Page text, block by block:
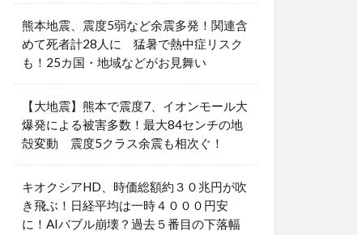
熊本地震、震度5弱など余震多発！関連含
めて死者計28人に 猛暑で熱中症リスク
も！25カ国・地域などがお見舞い
【大地震】熊本で震度7、イオンモール大
爆発による被害多数！最大84センチの地
殻変動 震度5クラス余震も相次ぐ！
キオクシアHD、時価総額約３０兆円が吹
き飛ぶ！日経平均は一時４０００円安
に！AIバブル崩壊？過去５番目の下落幅